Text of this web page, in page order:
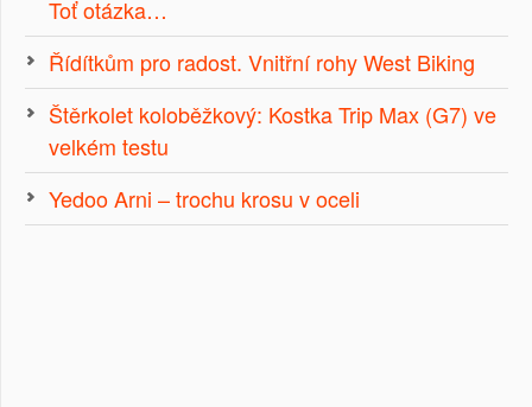
Toť otázka…
Řídítkům pro radost. Vnitřní rohy West Biking
Štěrkolet koloběžkový: Kostka Trip Max (G7) ve
velkém testu
Yedoo Arni – trochu krosu v oceli